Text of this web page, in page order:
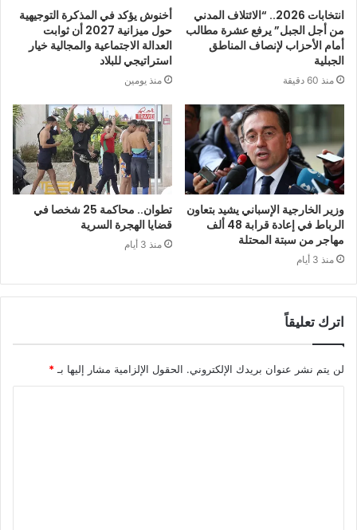
انتخابات 2026.. “الائتلاف المدني
من أجل الجبل” يرفع عشرة مطالب
أمام الأحزاب لإنصاف المناطق
الجبلية
منذ 60 دقيقة
أخنوش يؤكد في المذكرة التوجيهية
حول ميزانية 2027 أن ثوابت
العدالة الاجتماعية والمجالية خيار
استراتيجي للبلاد
منذ يومين
وزير الخارجية الإسباني يشيد بتعاون
الرباط في إعادة قرابة 48 ألف
مهاجر من سبتة المحتلة
منذ 3 أيام
تطوان.. محاكمة 25 شخصا في
قضايا الهجرة السرية
منذ 3 أيام
اترك تعليقاً
لن يتم نشر عنوان بريدك الإلكتروني. الحقول الإلزامية مشار إليها بـ *